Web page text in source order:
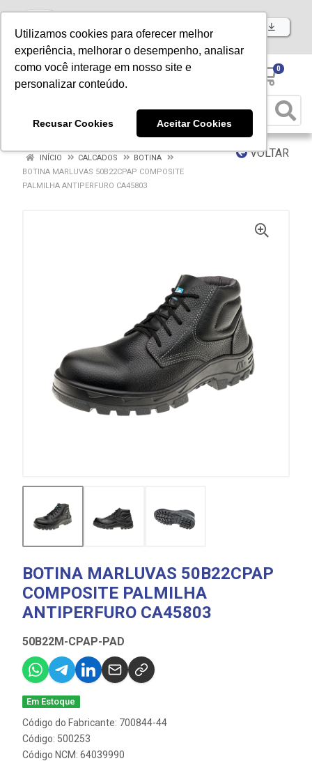
Utilizamos cookies para oferecer melhor
experiência, melhorar o desempenho, analisar
como você interage em nosso site e
personalizar conteúdo.
Recusar Cookies Aceitar Cookies
Baixe já nosso APP
0
VOLTAR
INÍCIO CALCADOS
BOTINA
BOTINA MARLUVAS 50B22CPAP COMPOSITE
PALMILHA ANTIPERFURO CA45803
BOTINA MARLUVAS 50B22CPAP
COMPOSITE PALMILHA
ANTIPERFURO CA45803
50B22M-CPAP-PAD
Em Estoque
Código do Fabricante: 700844-44
Código: 500253
Código NCM: 64039990